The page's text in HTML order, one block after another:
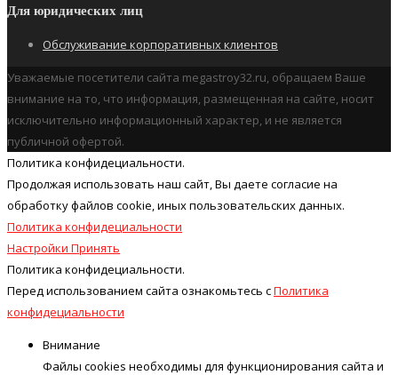
Для юридических лиц
Обслуживание корпоративных клиентов
Уважаемые посетители сайта megastroy32.ru, обращаем Ваше
внимание на то, что информация, размещенная на сайте, носит
исключительно информационный характер, и не является
публичной офертой.
Политика конфидециальности.
Продолжая использовать наш cайт, Вы даете согласие на
обработку файлов cookie, иных пользовательских данных.
Политика конфидециальности
Настройки Принять
Политика конфидециальности.
Перед использованием сайта ознакомьтесь сПолитика
конфидециальности
Внимание
Файлы cookies необходимы для функционирования сайта и